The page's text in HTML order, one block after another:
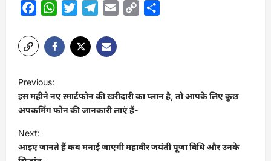
FacebookWhatsAppTwitterTelegram
Email
Copy
o
s
t
n
Previous:
इस महीने नए स्मार्टफोन की खरीदारी का प्लान है, तो आपके लिए कुछ
अपकमिंग फोन की जानकारी लाएं हैं-
Next:
आइए जानते हैं कब मनाई जाएगी महावीर जयंती पूजा विधि और उनके